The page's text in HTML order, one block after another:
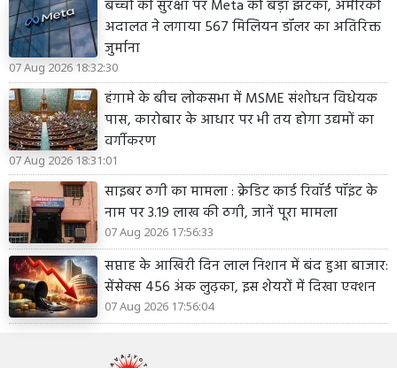
बच्चों की सुरक्षा पर Meta को बड़ा झटका, अमेरिकी
अदालत ने लगाया 567 मिलियन डॉलर का अतिरिक्त
जुर्माना
07 Aug 2026 18:32:30
हंगामे के बीच लोकसभा में MSME संशोधन विधेयक
पास, कारोबार के आधार पर भी तय होगा उद्यमों का
वर्गीकरण
07 Aug 2026 18:31:01
साइबर ठगी का मामला : क्रेडिट कार्ड रिवॉर्ड पॉइंट के
नाम पर 3.19 लाख की ठगी, जानें पूरा मामला
07 Aug 2026 17:56:33
सप्ताह के आखिरी दिन लाल निशान में बंद हुआ बाजार:
सेंसेक्स 456 अंक लुढ़का, इस शेयरों में दिखा एक्शन
07 Aug 2026 17:56:04